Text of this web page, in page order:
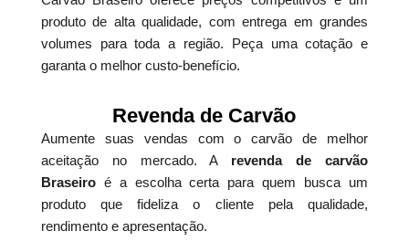
produto de alta qualidade, com entrega em grandes
volumes para toda a região. Peça uma cotação e
garanta o melhor custo-benefício.
Revenda de Carvão
Aumente suas vendas com o carvão de melhor
aceitação no mercado. A revenda de carvão
Braseiroé a escolha certa para quem busca um
produto que fideliza o cliente pela qualidade,
rendimento e apresentação.